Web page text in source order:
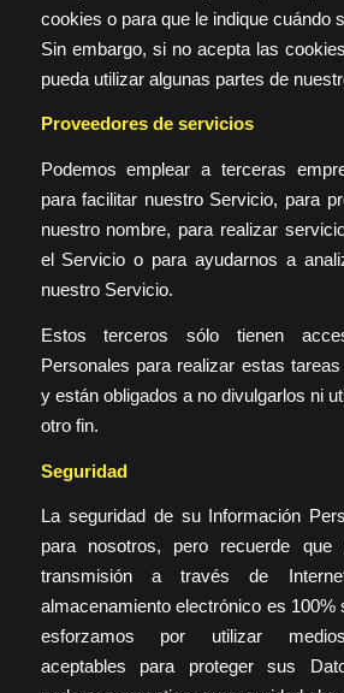
cookies o para que le indique cuándo
Sin embargo, si no acepta las
pueda utilizar algunas partes de
Proveedores de servicios
Podemos emplear a terceras
para facilitar nuestro Servicio, para
nuestro nombre, para realizar
el Servicio o para ayudarnos a
nuestro Servicio.
Estos terceros sólo tienen
Personales para realizar estas
y están obligados a no divulgarlos ni
otro fin.
Seguridad
La seguridad de su Información
para nosotros, pero recuerde que
transmisión a través de
almacenamiento electrónico es 100%
esforzamos por utilizar
aceptables para proteger sus